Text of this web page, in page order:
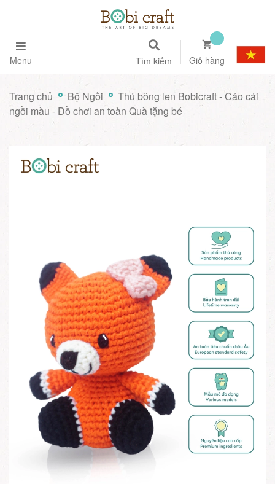
Menu Tìm kiếm Giỏ hàng
Trang chủ Bộ Ngồi
Thú bông len Bobicraft - Cáo cái
ngồi màu - Đồ chơi an toàn Quà tặng bé